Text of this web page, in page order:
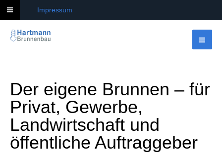
Impressum
Der eigene Brunnen – für
Privat, Gewerbe,
Landwirtschaft und
öffentliche Auftraggeber